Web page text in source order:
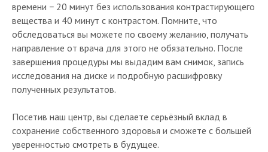
времени − 20 минут без использования контрастирующего
вещества и 40 минут с контрастом. Помните, что
обследоваться вы можете по своему желанию, получать
направление от врача для этого не обязательно. После
завершения процедуры мы выдадим вам снимок, запись
исследования на диске и подробную расшифровку
полученных результатов.
Посетив наш центр, вы сделаете серьёзный вклад в
сохранение собственного здоровья и сможете с большей
уверенностью смотреть в будущее.